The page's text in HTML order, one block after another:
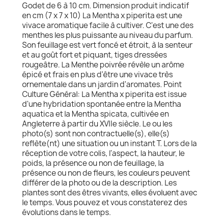
Godet de 6 à 10 cm. Dimension produit indicatif
en cm (7 x 7 x 10) La Mentha x piperita est une
vivace aromatique facile à cultiver. C'est une des
menthes les plus puissante au niveau du parfum.
Son feuillage est vert foncé et étroit, à la senteur
et au goût fort et piquant, tiges dressées
rougeâtre. La Menthe poivrée révèle un arôme
épicé et frais en plus d'être une vivace très
ornementale dans un jardin d'aromates. Point
Culture Général: La Mentha x piperita est issue
d'une hybridation spontanée entre la Mentha
aquatica et la Mentha spicata, cultivée en
Angleterre à partir du XVIIe siècle. Le ou les
photo(s) sont non contractuelle(s), elle(s)
reflète(nt) une situation ou un instant T. Lors de la
réception de votre colis, l'aspect, la hauteur, le
poids, la présence ou non de feuillage, la
présence ou non de fleurs, les couleurs peuvent
différer de la photo ou de la description. Les
plantes sont des êtres vivants, elles évoluent avec
le temps. Vous pouvez et vous constaterez des
évolutions dans le temps.